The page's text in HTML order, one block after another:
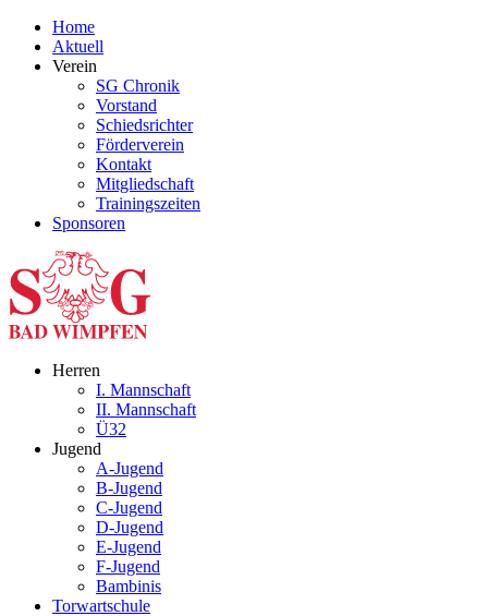
Home
Aktuell
Verein
SG Chronik
Vorstand
Schiedsrichter
Förderverein
Kontakt
Mitgliedschaft
Trainingszeiten
Sponsoren
Herren
I. Mannschaft
II. Mannschaft
Ü32
Jugend
A-Jugend
B-Jugend
C-Jugend
D-Jugend
E-Jugend
F-Jugend
Bambinis
Torwartschule